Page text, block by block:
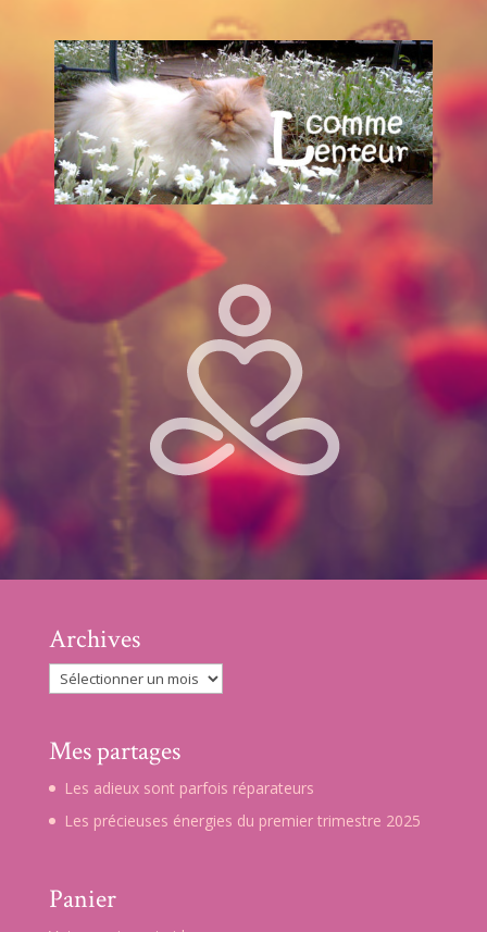
Archives
Archives
Mes partages
Les adieux sont parfois réparateurs
Les précieuses énergies du premier trimestre 2025
Panier